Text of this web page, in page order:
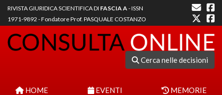
RIVISTA GIURIDICA SCIENTIFICA DI FASCIA A- ISSN
1971-9892 - Fondatore Prof. PASQUALE COSTANZO
Cerca nelle decisioni
HOME EVENTI MEMORIE